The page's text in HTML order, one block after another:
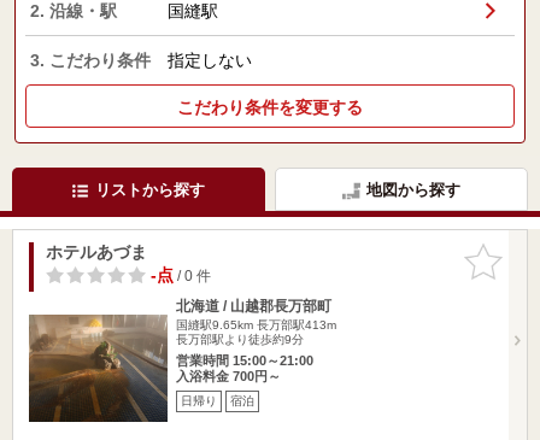
2. 沿線・駅 国縫駅
3. こだわり条件 指定しない
こだわり条件を変更する
リストから探す 地図から探す
お気に入
りに追加
ホテルあづま
-点/ 0 件
北海道 / 山越郡長万部町
国縫駅9.65km 長万部駅413m
長万部駅より徒歩約9分
営業時間 15:00～21:00
入浴料金 700円～
日帰り 宿泊